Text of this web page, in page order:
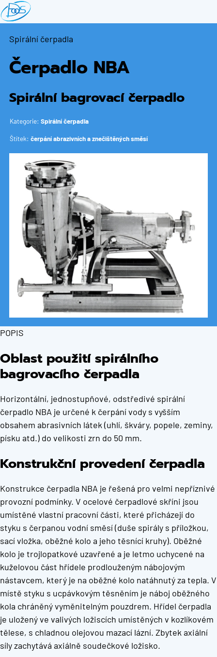
Přejít
k
obsahu
Spirální čerpadla
Čerpadlo NBA
Spirální bagrovací čerpadlo
Kategorie: Spirální čerpadla
Štítek: čerpání abrazivních a znečištěných směsí
POPIS
Oblast použití spirálního
bagrovacího čerpadla
Horizontální, jednostupňové, odstředivé spirální
čerpadlo NBA je určené k čerpání vody s vyšším
obsahem abrasivních látek (uhlí, škváry, popele, zeminy,
písku atd.) do velikosti zrn do 50 mm.
Konstrukční provedení čerpadla
Konstrukce čerpadla NBA je řešená pro velmi nepříznivé
provozní podmínky. V ocelové čerpadlové skříni jsou
umístěné vlastní pracovní části, které přicházejí do
styku s čerpanou vodní směsí (duše spirály s příložkou,
sací vložka, oběžné kolo a jeho těsnící kruhy). Oběžné
kolo je trojlopatkové uzavřené a je letmo uchycené na
kuželovou část hřídele prodlouženým nábojovým
nástavcem, který je na oběžné kolo natáhnutý za tepla. V
místě styku s ucpávkovým těsněním je náboj oběžného
kola chráněný vyměnitelným pouzdrem. Hřídel čerpadla
je uložený ve valivých ložiscích umístěných v kozlíkovém
tělese, s chladnou olejovou mazací lázní. Zbytek axiální
síly zachytává axiálně soudečkové ložisko.